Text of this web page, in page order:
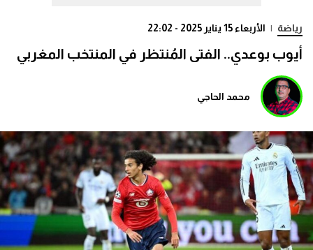
رياضة | الأربعاء 15 يناير 2025 - 22:02
أيوب بوعدي.. الفتى المُنتظر في المنتخب المغربي
محمد الحاجي